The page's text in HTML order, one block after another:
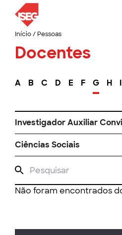
Início/ Pessoas
Docentes
A B C D E F G H I
Investigador Auxiliar
Ciências Sociais
Não foram encontrados